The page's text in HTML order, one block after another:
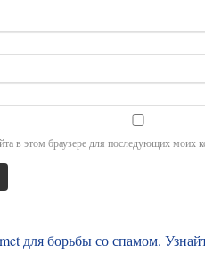
в этом браузере для последующих моих
для борьбы со спамом.